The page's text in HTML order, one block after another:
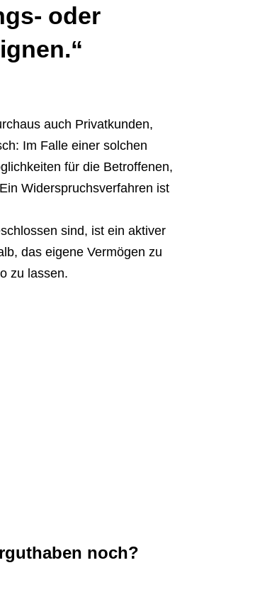
oder
auch Privatkunden,
Im Falle einer solchen
für die Betroffenen,
Widerspruchsverfahren ist
sind, ist ein aktiver
das eigene Vermögen zu
zu lassen.
noch?